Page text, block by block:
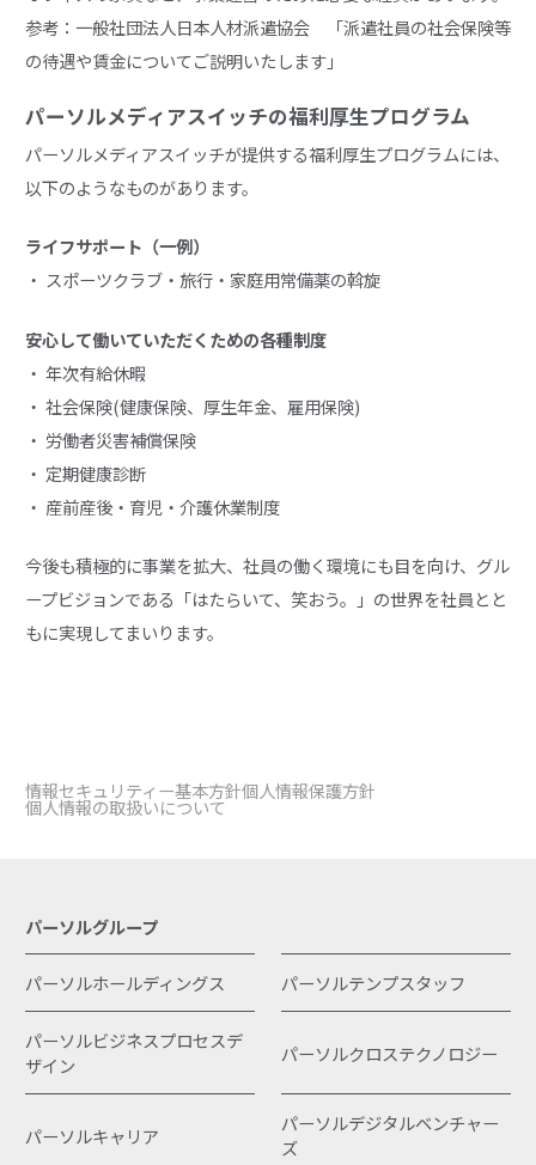
参考： 一般社団法人日本人材派遣協会 「派遣社員の社会保険等
の待遇や賃金についてご説明いたします」
パーソルメディアスイッチの福利厚生プログラム
パーソルメディアスイッチが提供する福利厚生プログラムには、
以下のようなものがあります。
ライフサポート（一例）
・ スポーツクラブ・旅行・家庭用常備薬の斡旋
安心して働いていただくための各種制度
・ 年次有給休暇
・ 社会保険(健康保険、厚生年金、雇用保険)
・ 労働者災害補償保険
・ 定期健康診断
・ 産前産後・育児・介護休業制度
今後も積極的に事業を拡大、社員の働く環境にも目を向け、グル
ープビジョンである「はたらいて、笑おう。」の世界を社員とと
もに実現してまいります。
情報セキュリティー基本方針個人情報保護方針
個人情報の取扱いについて
パーソルグループ
パーソルホールディングス パーソルテンプスタッフ
パーソルビジネスプロセスデ
ザイン
パーソルクロステクノロジー
パーソルキャリア
パーソルデジタルベンチャー
ズ